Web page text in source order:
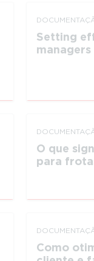
Setting
managers
O que
para
Como